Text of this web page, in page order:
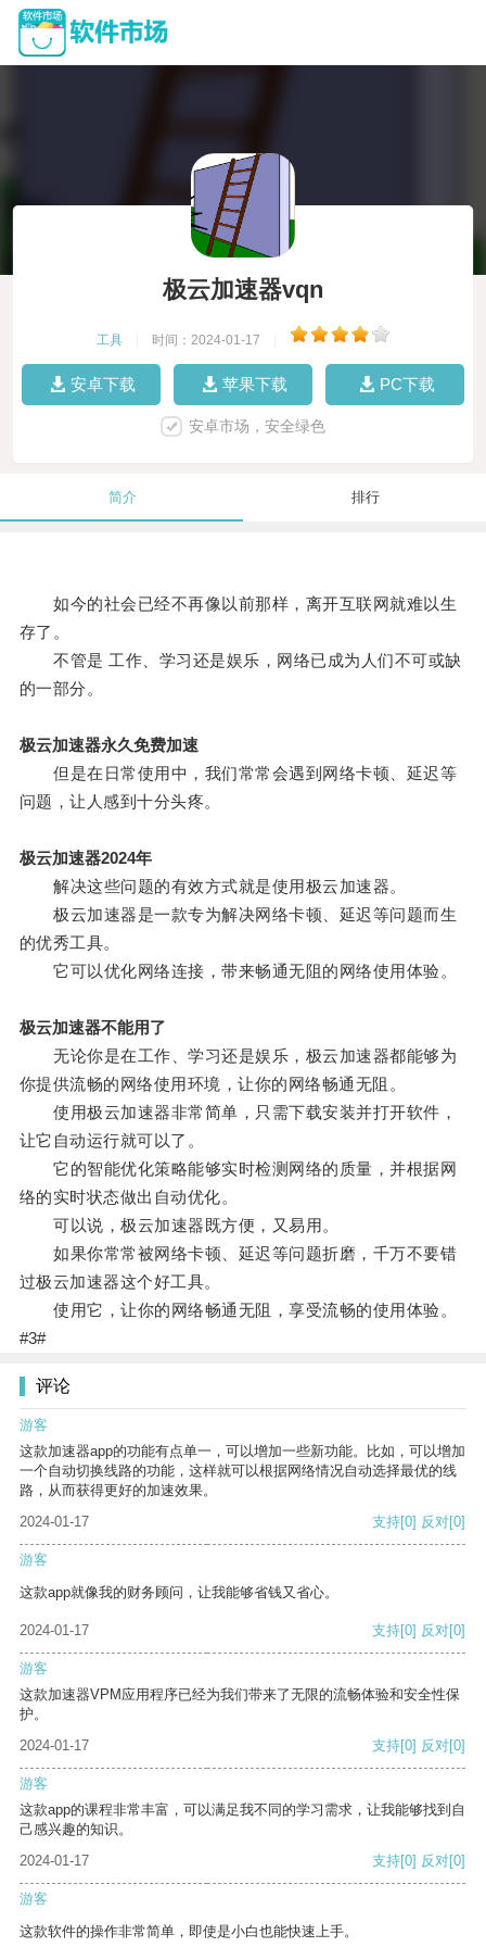
极云加速器vqn
工具 时间：2024-01-17
安卓下载 苹果下载 PC下载
安卓市场，安全绿色
简介 排行
如今的社会已经不再像以前那样，离开互联网就难以生
存了。
不管是 工作、学习还是娱乐，网络已成为人们不可或缺
的一部分。
极云加速器永久免费加速
但是在日常使用中，我们常常会遇到网络卡顿、延迟等
问题，让人感到十分头疼。
极云加速器2024年
解决这些问题的有效方式就是使用极云加速器。
极云加速器是一款专为解决网络卡顿、延迟等问题而生
的优秀工具。
它可以优化网络连接，带来畅通无阻的网络使用体验。
极云加速器不能用了
无论你是在工作、学习还是娱乐，极云加速器都能够为
你提供流畅的网络使用环境，让你的网络畅通无阻。
使用极云加速器非常简单，只需下载安装并打开软件，
让它自动运行就可以了。
它的智能优化策略能够实时检测网络的质量，并根据网
络的实时状态做出自动优化。
可以说，极云加速器既方便，又易用。
如果你常常被网络卡顿、延迟等问题折磨，千万不要错
过极云加速器这个好工具。
使用它，让你的网络畅通无阻，享受流畅的使用体验。
#3#
评论
游客
这款加速器app的功能有点单一，可以增加一些新功能。比如，可以增加
一个自动切换线路的功能，这样就可以根据网络情况自动选择最优的线
路，从而获得更好的加速效果。
2024-01-17
支持[0] 反对[0]
游客
这款app就像我的财务顾问，让我能够省钱又省心。
2024-01-17 支持[0] 反对[0]
游客
这款加速器VPM应用程序已经为我们带来了无限的流畅体验和安全性保
护。
2024-01-17
支持[0] 反对[0]
游客
这款app的课程非常丰富，可以满足我不同的学习需求，让我能够找到自
己感兴趣的知识。
2024-01-17
支持[0] 反对[0]
游客
这款软件的操作非常简单，即使是小白也能快速上手。